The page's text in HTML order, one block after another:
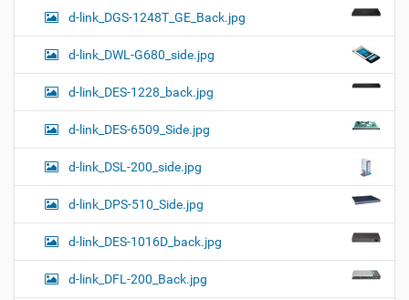
d-link_DGS-1248T_GE_Back.jpg
d-link_DWL-G680_side.jpg
d-link_DES-1228_back.jpg
d-link_DES-6509_Side.jpg
d-link_DSL-200_side.jpg
d-link_DPS-510_Side.jpg
d-link_DES-1016D_back.jpg
d-link_DFL-200_Back.jpg